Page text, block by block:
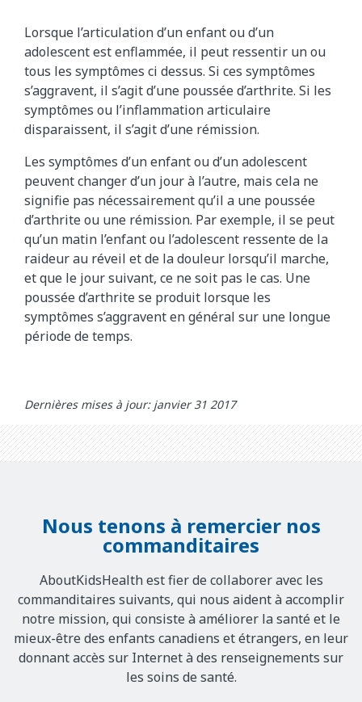
Lorsque l’articulation d’un enfant ou d’un
adolescent est enflammée, il peut ressentir un ou
tous les symptômes ci dessus. Si ces symptômes
s’aggravent, il s’agit d’une poussée d’arthrite. Si les
symptômes ou l’inflammation articulaire
disparaissent, il s’agit d’une rémission.
Les symptômes d’un enfant ou d’un adolescent
peuvent changer d’un jour à l’autre, mais cela ne
signifie pas nécessairement qu’il a une poussée
d’arthrite ou une rémission. Par exemple, il se peut
qu’un matin l’enfant ou l’adolescent ressente de la
raideur au réveil et de la douleur lorsqu’il marche,
et que le jour suivant, ce ne soit pas le cas. Une
poussée d’arthrite se produit lorsque les
symptômes s’aggravent en général sur une longue
période de temps.
Dernières mises à jour: janvier 31 2017
Nous tenons à remercier nos
commanditaires
AboutKidsHealth est fier de collaborer avec les
commanditaires suivants, qui nous aident à accomplir
notre mission, qui consiste à améliorer la santé et le
mieux-être des enfants canadiens et étrangers, en leur
donnant accès sur Internet à des renseignements sur
les soins de santé.